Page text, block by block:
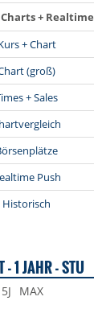
+ Realtime
+ Chart
(groß)
+ Sales
Push
Historisch
- 1 JAHR - STU
5J MAX